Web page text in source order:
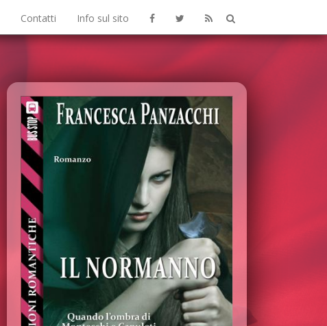
Contatti Info sul sito